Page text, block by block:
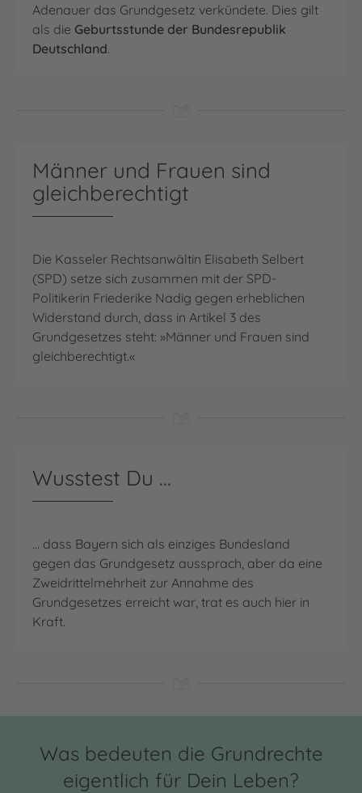
Adenauer das Grundgesetz verkündete. Dies gilt
als die Geburtsstunde der Bundesrepublik
Deutschland.
Männer und Frauen sind
gleichberechtigt
Die Kasseler Rechtsanwältin Elisabeth Selbert
(SPD) setze sich zusammen mit der SPD-
Politikerin Friederike Nadig gegen erheblichen
Widerstand durch, dass in Artikel 3 des
Grundgesetzes steht: »Männer und Frauen sind
gleichberechtigt.«
Wusstest Du ...
... dass Bayern sich als einziges Bundesland
gegen das Grundgesetz aussprach, aber da eine
Zweidrittelmehrheit zur Annahme des
Grundgesetzes erreicht war, trat es auch hier in
Kraft.
Was bedeuten die Grundrechte
eigentlich für Dein Leben?